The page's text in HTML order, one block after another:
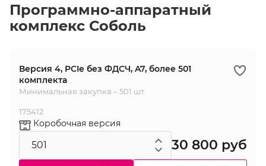
Программно-аппаратный
комплекс Соболь
Версия 4, PCIe без ФДСЧ, A7, более 501
комплекта
Минимальная закупка – 501 шт
175412
Коробочная версия
30 800 руб